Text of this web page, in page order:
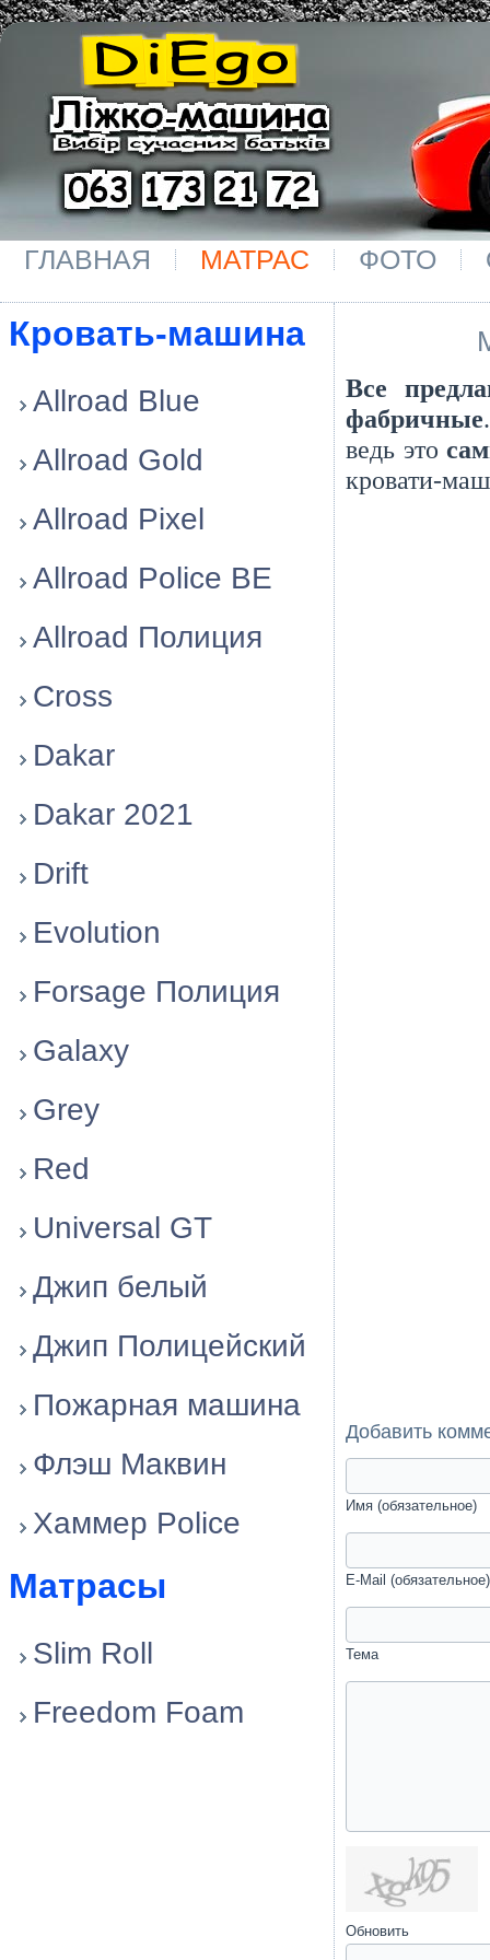
ГЛАВНАЯ МАТРАС ФОТО
Кровать-машина
Allroad Blue
Allroad Gold
Allroad Pixel
Allroad Police BE
Allroad Полиция
Cross
Dakar
Dakar 2021
Drift
Evolution
Forsage Полиция
Galaxy
Grey
Red
Universal GT
Джип белый
Джип Полицейский
Пожарная машина
Флэш Маквин
Хаммер Police
Матрасы
Slim Roll
Freedom Foam
Все
фабричные
ведь это
кровати-
Добавить
Имя (обязательное)
E-Mail (обязательное)
Тема
Обновить